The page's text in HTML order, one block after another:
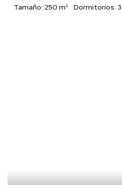
Tamaño: 250 m² Dormitorios: 3